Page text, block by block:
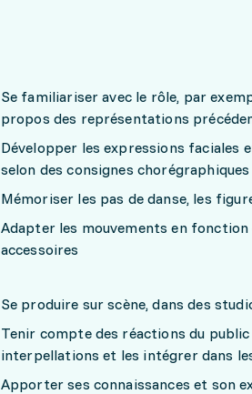
Se familiariser avec le rôle, par
propos des représentations
Développer les expressions faciales
selon des consignes chorégraphiques
Mémoriser les pas de danse, les
Adapter les mouvements en
accessoires
Se produire sur scène, dans des
Tenir compte des réactions du
interpellations et les intégrer dans
Apporter ses connaissances et son